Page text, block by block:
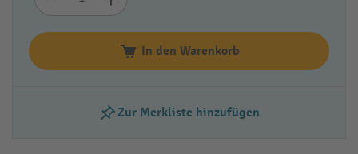
In den Warenkorb
Zur Merkliste hinzufügen